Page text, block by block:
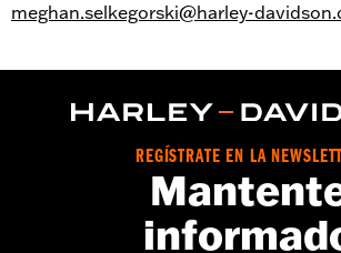
meghan.selkegorski@harley-
REGÍSTRATE EN LA